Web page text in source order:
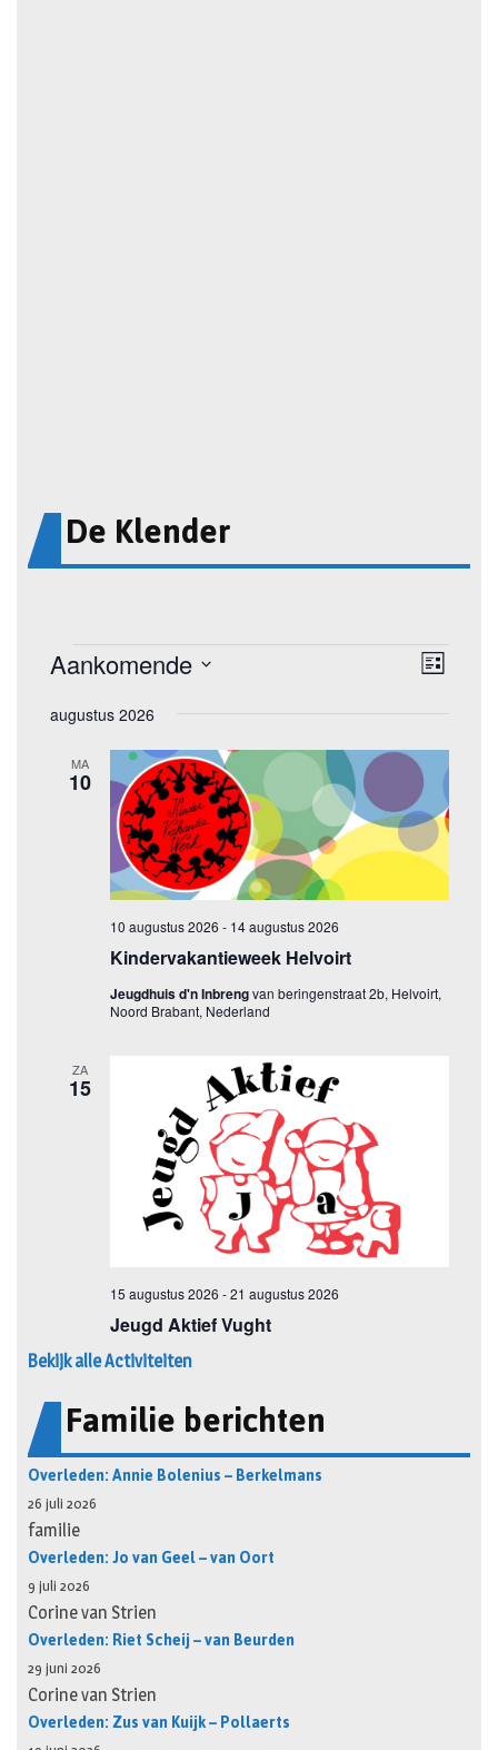
De Klender
Bekijk alle Activiteiten
Familie berichten
Overleden: Annie Bolenius – Berkelmans
26 juli 2026
familie
Overleden: Jo van Geel – van Oort
9 juli 2026
Corine van Strien
Overleden: Riet Scheij – van Beurden
29 juni 2026
Corine van Strien
Overleden: Zus van Kuijk – Pollaerts